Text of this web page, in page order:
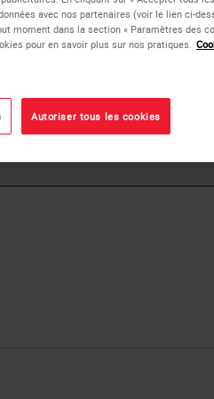
Apex sont recommandées
d'IHC et de récupération de
avec nos partenaires (voir le lien ci-
moment dans la section « Paramètres des
pour en savoir plus sur nos pratiques.
Autoriser tous les cookies